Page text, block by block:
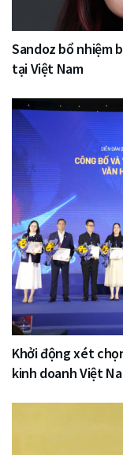
Sandoz bổ nhiệm
tại Việt Nam
Khởi động xét
kinh doanh Việt